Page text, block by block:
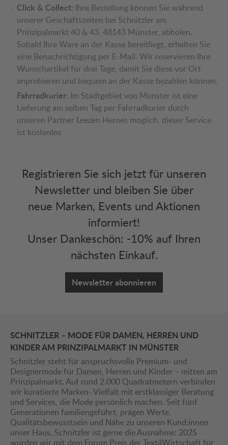
Click & Collect: Ihre Bestellung können Sie während
unserer Geschäftszeiten bei Schnitzler am
Prinzipalmarkt 40 & 43, 48143 Münster, abholen.
Sobald Ihre Ware an der Kasse bereitliegt, erhalten Sie
eine Benachrichtigung per E-Mail. Wir reservieren Ihre
Wunschartikel für drei Tage, damit Sie diese vor Ort
anprobieren und bequem an der Kasse bezahlen können.
Fahrradkurier: Im Stadtgebiet von Münster ist eine
Lieferung am selben Tag per Fahrradkurier durch
unseren Partner Leezen Heroes möglich, dieser Service
ist kostenlos
Registrieren Sie sich jetzt für unseren
Newsletter und bleiben Sie über
neue Marken, Events und Aktionen
informiert!
Unser Dankeschön: -10% auf Ihren
nächsten Einkauf.
Newsletter abonnieren
SCHNITZLER – MODE FÜR DAMEN, HERREN UND
KINDER AM PRINZIPALMARKT IN MÜNSTER
Schnitzler steht für anspruchsvolle Premium- und
Designermode für Damen, Herren und Kinder – mitten am
Prinzipalmarkt. Auf rund 2.000 Quadratmetern verbinden
wir kuratierte Marken- Vielfalt mit erstklassiger Beratung
und Services, die Mode persönlich machen. Seit fünf
Generationen familiengeführt, prägen Werte,
Qualitätsbewusstsein und Nähe zu unseren Kund:innen
unser Haus. Schnitzler ist gerne die Ausnahme: 2025
wurden wir mit dem Forum Preis der TextilWirtschaft für